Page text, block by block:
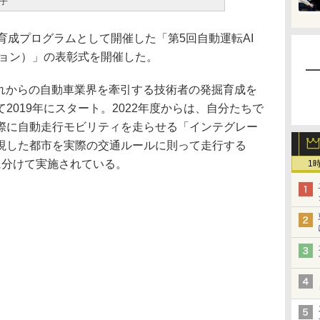
1
プログラムとして開催した「第5回自動運転AI
ン）」の表彰式を開催した。
らの自動車業界を牽引する技術者の発掘育成を
2019年にスタート。2022年度からは、自分たちで
に自動走行モビリティを走らせる「インテグレー
た都市を実際の交通ルールに則って走行する
けて実施されている。